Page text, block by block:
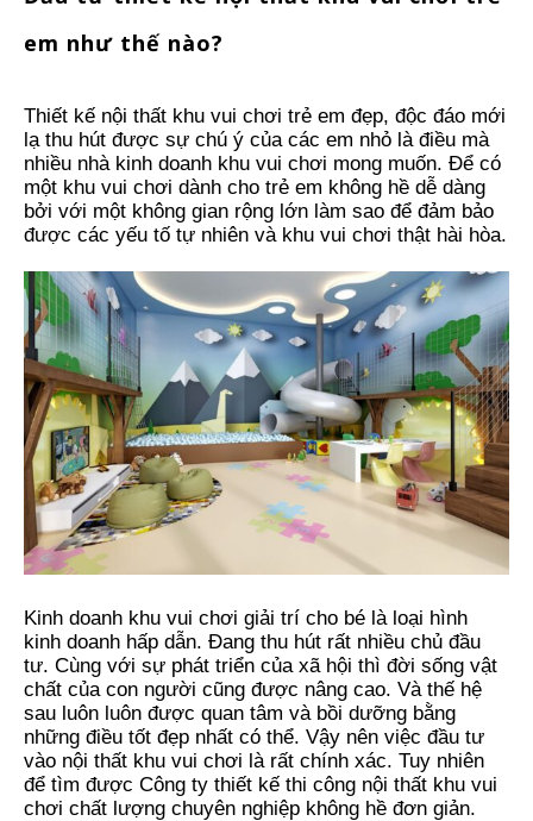
em như thế nào?
Thiết kế nội thất khu vui chơi trẻ em đẹp, độc đáo mới
lạ thu hút được sự chú ý của các em nhỏ là điều mà
nhiều nhà kinh doanh khu vui chơi mong muốn. Để có
một khu vui chơi dành cho trẻ em không hề dễ dàng
bởi với một không gian rộng lớn làm sao để đảm bảo
được các yếu tố tự nhiên và khu vui chơi thật hài hòa.
Kinh doanh khu vui chơi giải trí cho bé là loại hình
kinh doanh hấp dẫn. Đang thu hút rất nhiều chủ đầu
tư. Cùng với sự phát triển của xã hội thì đời sống vật
chất của con người cũng được nâng cao. Và thế hệ
sau luôn luôn được quan tâm và bồi dưỡng bằng
những điều tốt đẹp nhất có thể. Vậy nên việc đầu tư
vào nội thất khu vui chơi là rất chính xác. Tuy nhiên
để tìm được Công ty thiết kế thi công nội thất khu vui
chơi chất lượng chuyên nghiệp không hề đơn giản.